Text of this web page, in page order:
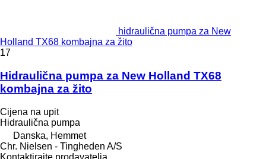
hidraulična pumpa za New
Holland TX68 kombajna za žito
17
Hidraulična pumpa za New Holland TX68
kombajna za žito
Cijena na upit
Hidraulična pumpa
Danska, Hemmet
Chr. Nielsen - Tingheden A/S
Kontaktirajte prodavatelja